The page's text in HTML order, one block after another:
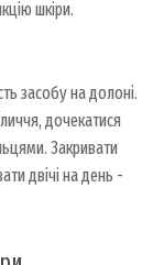
шкіри.
засобу на долоні.
дочекатися
Закривати
двічі на день -